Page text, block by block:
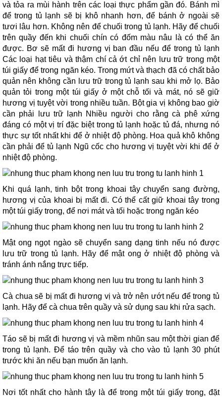
và tỏa ra mùi hành trên các loại thực phẩm gần đó. Bánh mì
để trong tủ lạnh sẽ bị khô nhanh hơn, để bánh ở ngoài sẽ
tươi lâu hơn. Không nên để chuối trong tủ lạnh. Hãy để chuối
trên quầy đến khi chuối chín có đốm màu nâu là có thể ăn
được. Bơ sẽ mất đi hương vị ban đầu nếu để trong tủ lạnh
Các loại hạt tiêu và thậm chí cả ớt chỉ nên lưu trữ trong một
túi giấy để trong ngăn kéo. Trong mứt và thạch đã có chất bảo
quản nên không cần lưu trữ trong tủ lạnh sau khi mở lọ. Bảo
quản tỏi trong một túi giấy ở một chỗ tối và mát, nó sẽ giữ
hương vị tuyệt vời trong nhiều tuần. Bột gia vị không bao giờ
cần phải lưu trữ lạnh Nhiều người cho rằng cà phê xứng
đáng có một vị trí đặc biệt trong tủ lạnh hoặc tủ đá, nhưng nó
thực sự tốt nhất khi để ở nhiệt độ phòng. Hoa quả khô không
cần phải để tủ lạnh Ngũ cốc cho hương vị tuyệt vời khi để ở
nhiệt độ phòng.
Khi quá lạnh, tinh bột trong khoai tây chuyển sang đường,
hương vị của khoai bị mất đi. Có thể cất giữ khoai tây trong
một túi giấy trong, để nơi mát và tối hoặc trong ngăn kéo
Mật ong ngọt ngào sẽ chuyển sang dạng tinh nếu nó được
lưu trữ trong tủ lạnh. Hãy để mật ong ở nhiệt độ phòng và
tránh ánh nắng trực tiếp.
Cà chua sẽ bị mất đi hương vị và trở nên ướt nếu để trong tủ
lạnh. Hãy để cà chua trên quầy và sử dụng sau khi rửa sạch.
Táo sẽ bị mất đi hương vị và mềm nhũn sau một thời gian để
trong tủ lạnh. Để táo trên quầy và cho vào tủ lạnh 30 phút
trước khi ăn nếu bạn muốn ăn lạnh.
Nơi tốt nhất cho hành tây là để trong một túi giấy trong, đặt